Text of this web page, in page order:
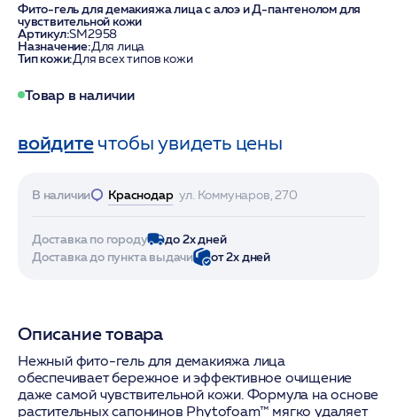
Фито-гель для демакияжа лица с алоэ и Д-пантенолом для
чувствительной кожи
Артикул:SM2958
Назначение:Для лица
Тип кожи:Для всех типов кожи
Товар в наличии
войдитечтобы увидеть цены
В наличии Краснодар ул. Коммунаров, 270
Доставка по городу
до 2х дней
Доставка до пункта выдачи
от 2х дней
Описание товара
Нежный фито-гель для демакияжа лица
обеспечивает бережное и эффективное очищение
даже самой чувствительной кожи. Формула на основе
растительных сапонинов Phytofoam™ мягко удаляет